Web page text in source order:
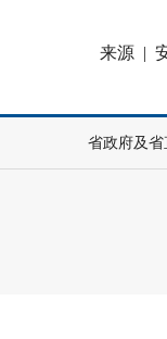
来源 | 安
省政府及省